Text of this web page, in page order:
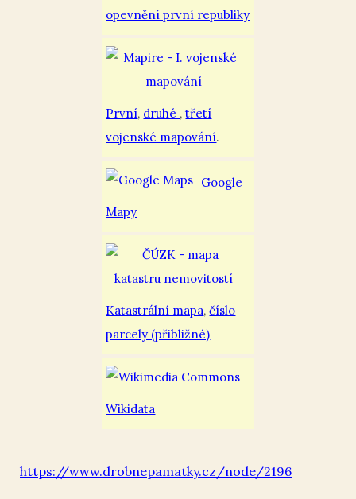
opevnění první republiky
První, druhé ,třetí
vojenské mapování.
Google
Mapy
Katastrální mapa,číslo
parcely (přibližné)
Wikidata
https://www.drobnepamatky.cz/node/2196